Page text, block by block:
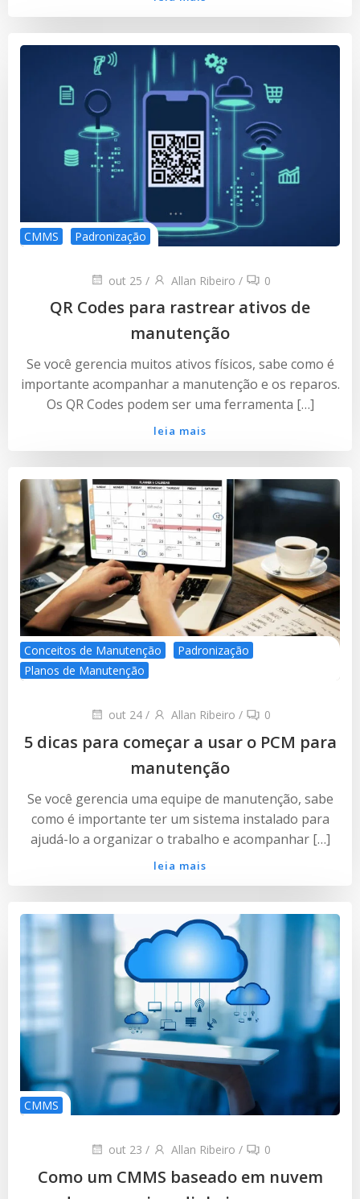
CMMS Padronização
out 25 / Allan Ribeiro / 0
QR Codes para rastrear ativos de
manutenção
Se você gerencia muitos ativos físicos, sabe como é
importante acompanhar a manutenção e os reparos.
Os QR Codes podem ser uma ferramenta […]
leia mais
Conceitos de Manutenção
Padronização
Planos de Manutenção
out 24 / Allan Ribeiro / 0
5 dicas para começar a usar o PCM para
manutenção
Se você gerencia uma equipe de manutenção, sabe
como é importante ter um sistema instalado para
ajudá-lo a organizar o trabalho e acompanhar […]
leia mais
CMMS
out 23 / Allan Ribeiro / 0
Como um CMMS baseado em nuvem